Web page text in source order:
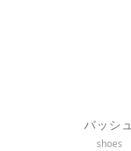
バッシュ
shoes